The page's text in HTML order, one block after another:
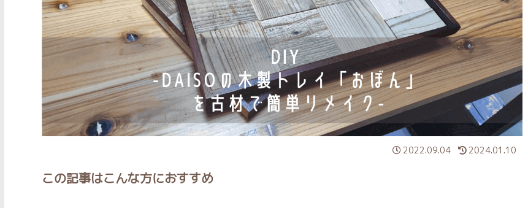
2022.09.04 2024.01.10
この記事はこんな方におすすめ